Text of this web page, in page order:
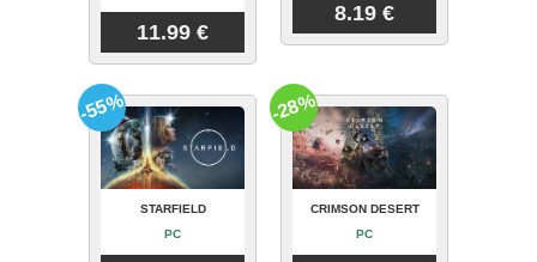
11.99 €
8.19 €
STARFIELD
PC
-55%
CRIMSON DESERT
PC
-28%